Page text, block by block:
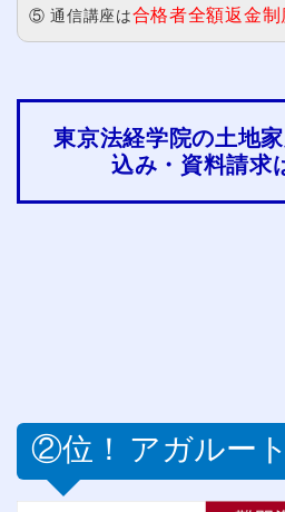
⑤ 通信講座は合格者全額返金制
東京法経学院の土地
込み・資料請求
②位！ アガルー